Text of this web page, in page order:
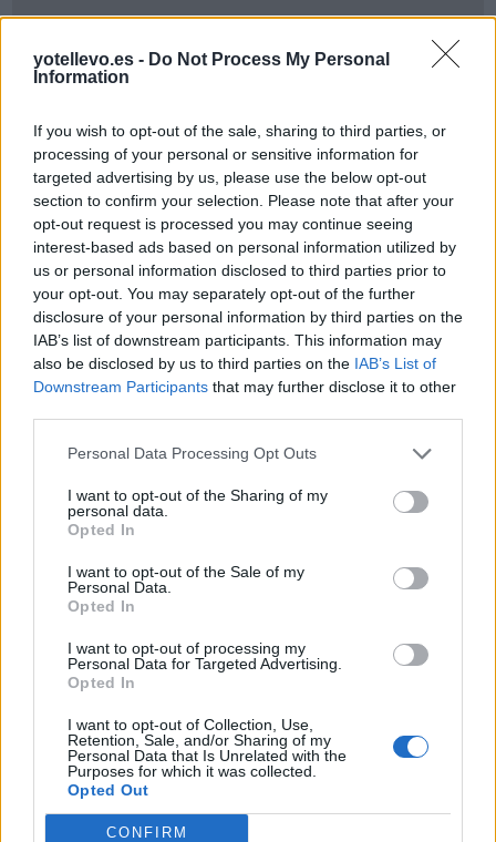
yotellevo.es - Do Not Process My Personal
Information
If you wish to opt-out of the sale, sharing to third parties, or
processing of your personal or sensitive information for
targeted advertising by us, please use the below opt-out
section to confirm your selection. Please note that after your
opt-out request is processed you may continue seeing
interest-based ads based on personal information utilized by
us or personal information disclosed to third parties prior to
your opt-out. You may separately opt-out of the further
disclosure of your personal information by third parties on the
IAB’s list of downstream participants. This information may
also be disclosed by us to third parties on the IAB’s List of
Downstream Participants that may further disclose it to other
Personal Data Processing Opt Outs
I want to opt-out of the Sharing of my
personal data.
Opted In
I want to opt-out of the Sale of my
Personal Data.
Opted In
I want to opt-out of processing my
Personal Data for Targeted Advertising.
Opted In
I want to opt-out of Collection, Use,
Retention, Sale, and/or Sharing of my
Personal Data that Is Unrelated with the
Purposes for which it was collected.
Opted Out
CONFIRM
Cómo ir desde Cellorigo a Barcelona
Resumen de datos de la ruta entre Cellorigo y
Barcelona
Tipo de
combustible
Precio
por litro
Gasto
Gasto
Gasto
10l/100km
0,00€
0,00€
Gasolina 98 0,00€
0,00€ 28 l.-
0,00€
39l.-
0,00€
56l. - 0,00€
Bio diesel 0,00€
0,00€